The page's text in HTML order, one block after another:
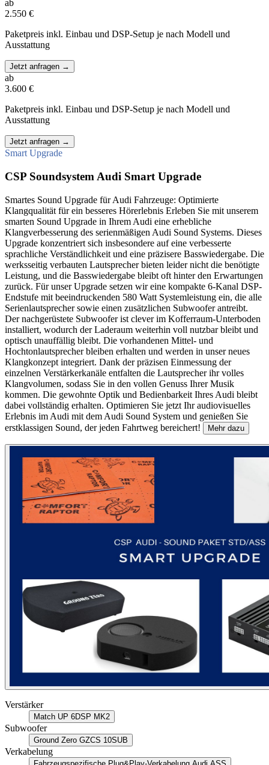
ab
2.550 €
Paketpreis inkl. Einbau und DSP-Setup je nach Modell und
Ausstattung
Jetzt anfragen →
ab
3.600 €
Paketpreis inkl. Einbau und DSP-Setup je nach Modell und
Ausstattung
Jetzt anfragen →
Smart Upgrade
CSP Soundsystem Audi Smart Upgrade
Smartes Sound Upgrade für Audi Fahrzeuge: Optimierte
Klangqualität für ein besseres Hörerlebnis Erleben Sie mit unserem
smarten Sound Upgrade in Ihrem Audi eine erhebliche
Klangverbesserung des serienmäßigen Audi Sound Systems. Dieses
Upgrade konzentriert sich insbesondere auf eine verbesserte
sprachliche Verständlichkeit und eine präzisere Basswiedergabe. Die
werksseitig verbauten Lautsprecher bieten leider nicht die benötigte
Leistung, und die Basswiedergabe bleibt oft hinter den Erwartungen
zurück. Für unser Upgrade setzen wir eine kompakte 6-Kanal DSP-
Endstufe mit beeindruckenden 580 Watt Systemleistung ein, die alle
Serienlautsprecher sowie einen zusätzlichen Subwoofer antreibt.
Der nachgerüstete Subwoofer ist clever im Kofferraum-Unterboden
installiert, wodurch der Laderaum weiterhin voll nutzbar bleibt und
optisch unauffällig bleibt. Die vorhandenen Mittel- und
Hochtonlautsprecher bleiben erhalten und werden in unser neues
Klangkonzept integriert. Dank der präzisen Einmessung der
einzelnen Verstärkerkanäle entfalten die Lautsprecher ihr volles
Klangvolumen, sodass Sie in den vollen Genuss Ihrer Musik
kommen. Die gewohnte Optik und Bedienbarkeit Ihres Audi bleibt
dabei vollständig erhalten. Optimieren Sie jetzt Ihr audiovisuelles
Erlebnis im Audi mit dem Audi Sound System und genießen Sie
erstklassigen Sound, der jeden Fahrtweg bereichert!
Mehr dazu
Verstärker
Match UP 6DSP MK2
Subwoofer
Ground Zero GZCS 10SUB
Verkabelung